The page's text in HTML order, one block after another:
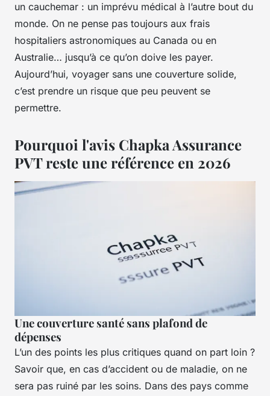
un cauchemar : un imprévu médical à l’autre bout du
monde. On ne pense pas toujours aux frais
hospitaliers astronomiques au Canada ou en
Australie… jusqu’à ce qu’on doive les payer.
Aujourd’hui, voyager sans une couverture solide,
c’est prendre un risque que peu peuvent se
permettre.
Pourquoi l'avis Chapka Assurance
PVT reste une référence en 2026
Une couverture santé sans plafond de
dépenses
L’un des points les plus critiques quand on part loin ?
Savoir que, en cas d’accident ou de maladie, on ne
sera pas ruiné par les soins. Dans des pays comme